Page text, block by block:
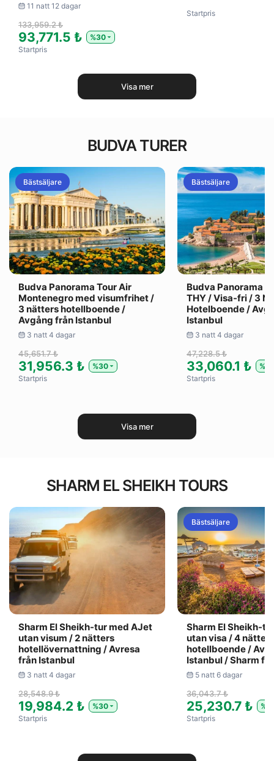
11 natt 12 dagar
133,959.2 ₺
93,771.5 ₺
%30
Startpris
Startpris
Visa mer
BUDVA TURER
Bästsäljare
Budva Panorama Tour Air
Montenegro med visumfrihet /
3 nätters hotellboende /
Avgång från Istanbul
3 natt 4 dagar
45,651.7 ₺
31,956.3 ₺
%30
Startpris
Bästsäljare
Budva Panorama
THY / Visa-fri / 3
Hotelboende /
Istanbul
3 natt 4 dagar
47,228.5 ₺
33,060.1 ₺
Startpris
Visa mer
SHARM EL SHEIKH TOURS
Sharm El Sheikh-tur med AJet
utan visum / 2 nätters
hotellövernattning / Avresa
från Istanbul
3 natt 4 dagar
28,548.9 ₺
19,984.2 ₺
%30
Startpris
Bästsäljare
Sharm El Sheikh-
utan visa / 4 nätter
hotellboende /
Istanbul / Sharm
5 natt 6 dagar
36,043.7 ₺
25,230.7 ₺
Startpris